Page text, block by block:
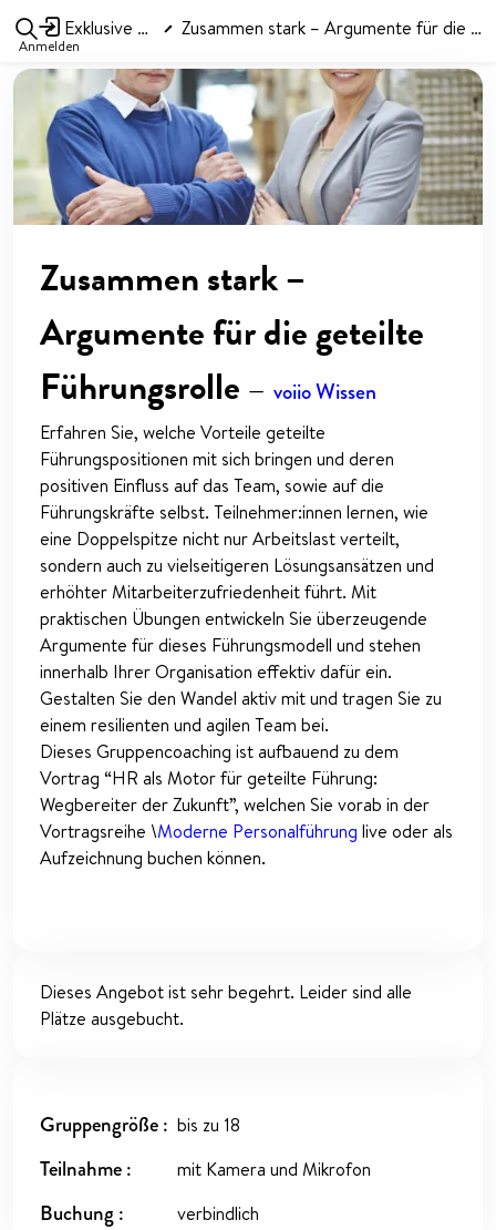
Anmelden
Exklusive Angebote Zusammen stark – Argumente für die geteilte Führungsrolle
Zusammen stark –
Argumente für die geteilte
Führungsrolle — voiio Wissen
Erfahren Sie, welche Vorteile geteilte
Führungspositionen mit sich bringen und deren
positiven Einfluss auf das Team, sowie auf die
Führungskräfte selbst. Teilnehmer:innen lernen, wie
eine Doppelspitze nicht nur Arbeitslast verteilt,
sondern auch zu vielseitigeren Lösungsansätzen und
erhöhter Mitarbeiterzufriedenheit führt. Mit
praktischen Übungen entwickeln Sie überzeugende
Argumente für dieses Führungsmodell und stehen
innerhalb Ihrer Organisation effektiv dafür ein.
Gestalten Sie den Wandel aktiv mit und tragen Sie zu
einem resilienten und agilen Team bei.
Dieses Gruppencoaching ist aufbauend zu dem
Vortrag “HR als Motor für geteilte Führung:
Wegbereiter der Zukunft”, welchen Sie vorab in der
Vortragsreihe \Moderne Personalführung live oder als
Aufzeichnung buchen können.
Dieses Angebot ist sehr begehrt. Leider sind alle
Plätze ausgebucht.
Gruppengröße bis zu 18
Teilnahme mit Kamera und Mikrofon
Buchung verbindlich